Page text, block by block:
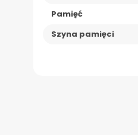
Pamięć
Szyna pamięci